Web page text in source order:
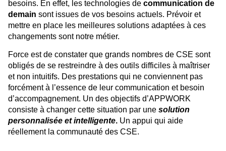
besoins. En effet, les technologies de communication de
demain sont issues de vos besoins actuels. Prévoir et
mettre en place les meilleures solutions adaptées à ces
changements sont notre métier.
Force est de constater que grands nombres de CSE sont
obligés de se restreindre à des outils difficiles à maîtriser
et non intuitifs. Des prestations qui ne conviennent pas
forcément à l’essence de leur communication et besoin
d’accompagnement. Un des objectifs d’APPWORK
consiste à changer cette situation par une solution
personnalisée et intelligente. Un appui qui aide
réellement la communauté des CSE.